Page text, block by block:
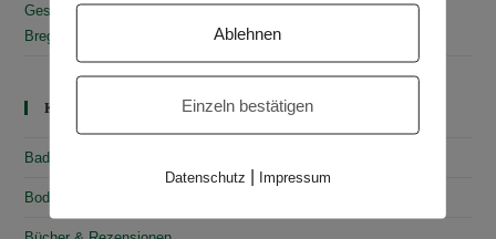
Gesammelte Schätze Vorarlbergs: Das vorarlberg museum in
Bregenz
Kategorien
Baden-Württemberg
Bodensee
Ablehnen
Einzeln bestätigen
Datenschutz | Impressum